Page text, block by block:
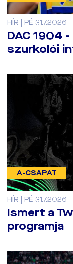
HÍR | PÉ 31.7.2026
DAC 1904
szurkolói
A-CSAPAT
HÍR | PÉ 31.7.2026
Ismert a
programja